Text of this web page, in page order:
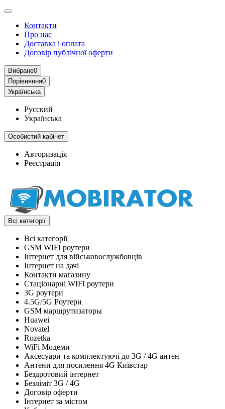
Контакти
Про нас
Доставка і оплата
Договір публічної оферти
Вибране0
Порівняння0
Українська
Русский
Українська
Особистий кабінет
Авторизація
Реєстрація
Всі категорії
Всі категорії
GSM WIFI роутери
Інтернет для військовослужбовців
Інтернет на дачі
Контакти магазину
Стаціонарні WIFI роутери
3G роутери
4.5G/5G Роутери
GSM маршрутизаторы
Huawei
Novatel
Rozetka
WiFi Модеми
Аксесуари та комплектуючі до 3G / 4G антен
Антени для посилення 4G Київстар
Бездротовий інтернет
Безліміт 3G / 4G
Договір оферти
Інтернет за містом